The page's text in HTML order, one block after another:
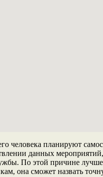
человека планируют
данных
По этой причине
она сможет назвать